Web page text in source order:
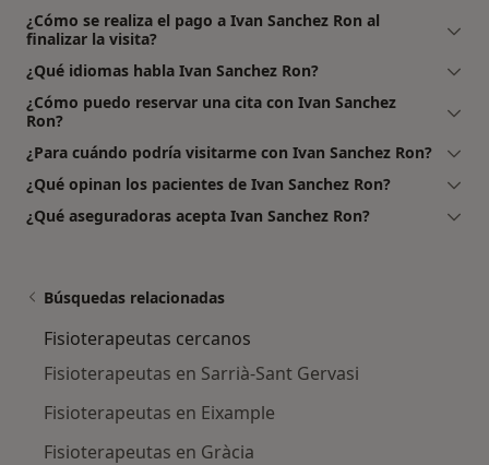
¿Cómo se realiza el pago a Ivan Sanchez Ron al
finalizar la visita?
¿Qué idiomas habla Ivan Sanchez Ron?
¿Cómo puedo reservar una cita con Ivan Sanchez
Ron?
¿Para cuándo podría visitarme con Ivan Sanchez Ron?
¿Qué opinan los pacientes de Ivan Sanchez Ron?
¿Qué aseguradoras acepta Ivan Sanchez Ron?
Búsquedas relacionadas
Fisioterapeutas cercanos
Fisioterapeutas en Sarrià-Sant Gervasi
Fisioterapeutas en Eixample
Fisioterapeutas en Gràcia